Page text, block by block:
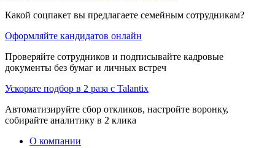
Какой соцпакет вы предлагаете семейным сотрудникам?
Оформляйте кандидатов онлайн
Проверяйте сотрудников и подписывайте кадровые
документы без бумаг и личных встреч
Ускорьте подбор в 2 раза с Talantix
Автоматизируйте сбор откликов, настройте воронку,
собирайте аналитику в 2 клика
О компании